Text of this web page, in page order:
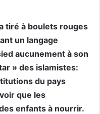
tiré à boulets rouges
un langage
aucunement à son
» des islamistes:
du pays
que les
enfants à nourrir.